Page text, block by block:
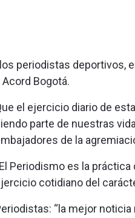
periodistas deportivos,
Acord Bogotá.
el ejercicio diario de
parte de nuestras
de la
Periodismo es la práctica
cotidiano del
“la mejor